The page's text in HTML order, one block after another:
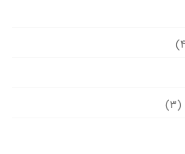
(۳)